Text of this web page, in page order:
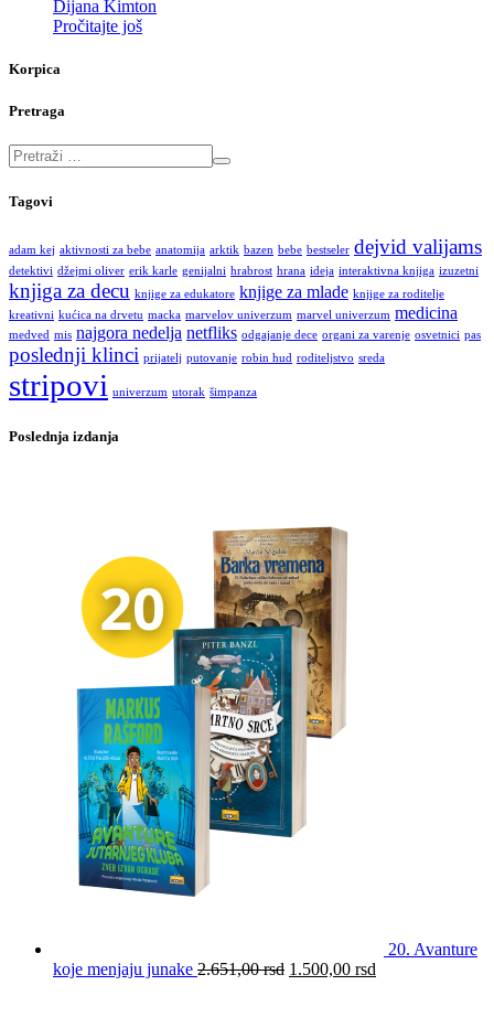
Dijana Kimton
Pročitajte još
Korpica
Pretraga
Tagovi
adam kej aktivnosti za bebe anatomija arktik bazen bebe bestseler dejvid valijams
detektivi džejmi oliver erik karle genijalni hrabrost hrana ideja interaktivna knjiga izuzetni
knjiga za decu knjige za edukatore knjige za mlade knjige za roditelje
kreativni kućica na drvetu macka marvelov univerzum marvel univerzum medicina
medved mis najgora nedelja netfliks odgajanje dece organi za varenje osvetnici pas
poslednji klinci prijatelj putovanje robin hud roditeljstvo sreda
stripovi univerzum utorak šimpanza
Poslednja izdanja
20. Avanture
koje menjaju junake 2.651,00rsd 1.500,00 rsd